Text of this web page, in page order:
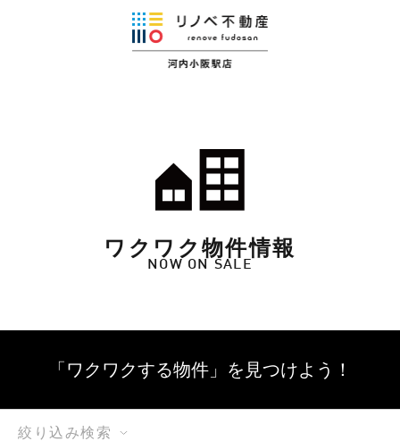
ワクワク物件情報
NOW ON SALE
「ワクワクする物件」を 見つけよう！
絞り込み検索